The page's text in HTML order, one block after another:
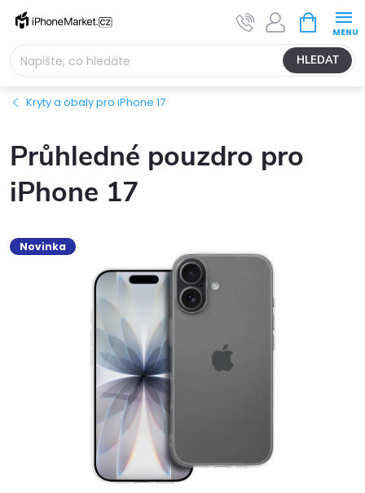
Přejít
obsah
HLEDAT
NÁKUPNÍ
KOŠÍK
Kryty a obaly pro iPhone 17
Průhledné pouzdro pro
iPhone 17
Novinka